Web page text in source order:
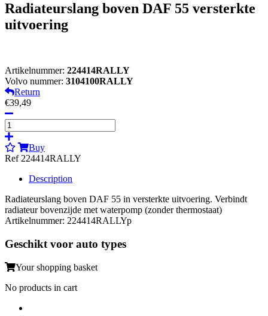
Radiateurslang boven DAF 55 versterkte
uitvoering
Artikelnummer: 224414RALLY
Volvo nummer: 3104100RALLY
Return
€39,49
Buy
Ref 224414RALLY
Description
Radiateurslang boven DAF 55 in versterkte uitvoering. Verbindt
radiateur bovenzijde met waterpomp (zonder thermostaat)
Artikelnummer: 224414RALLYp
Geschikt voor auto types
Your shopping basket
No products in cart